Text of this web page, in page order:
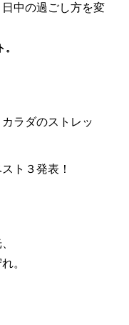
中の過ごし方を変
ラダのストレッ
ト３発表！
。